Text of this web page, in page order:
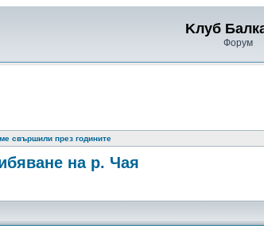
Kлуб
Форум
свършили през годините
на р. Чая